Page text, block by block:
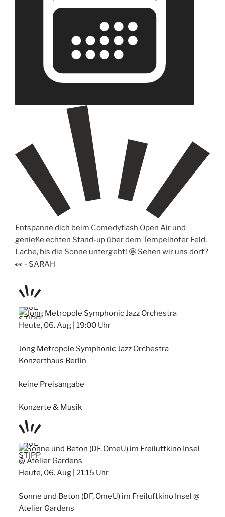
Entspanne dich beim Comedyflash Open Air und
genieße echten Stand-up über dem Tempelhofer Feld.
Lache, bis die Sonne untergeht! 🤩 Sehen wir uns dort?
👀 - SARAH
TAGE
STIPP
Heute, 06. Aug | 19:00 Uhr
Jong Metropole Symphonic Jazz Orchestra
Konzerthaus Berlin
keine Preisangabe
Konzerte & Musik
TAGE
STIPP
Heute, 06. Aug | 21:15 Uhr
Sonne und Beton (DF, OmeU) im Freiluftkino Insel @
Atelier Gardens